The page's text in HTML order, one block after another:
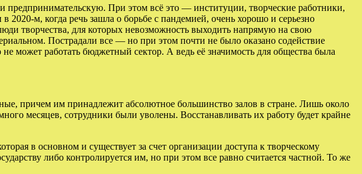
предпринимательскую. При этом всё это — институции, творческие работники,
м, когда речь зашла о борьбе с пандемией, очень хорошо и серьезно
творчества, для которых невозможность выходить напрямую на свою
Пострадали все — но при этом почти не было оказано содействие
может работать бюджетный сектор. А ведь её значимость для общества была
причем им принадлежит абсолютное большинство залов в стране. Лишь около
месяцев, сотрудники были уволены. Восстанавливать их работу будет крайне
в основном и существует за счет организации доступа к творческому
либо контролируется им, но при этом все равно считается частной. То же